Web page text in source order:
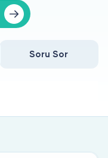
Soru Sor